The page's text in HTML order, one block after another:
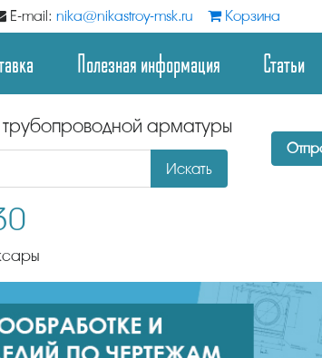
E-mail: nika@nikastroy-msk.ru Корзина
Полезная информация Статьи
арматуры
Искать